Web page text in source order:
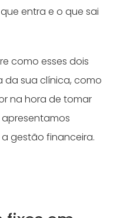
entra e o que sai
como esses dois
da sua clínica, como
na hora de tomar
gestão financeira.